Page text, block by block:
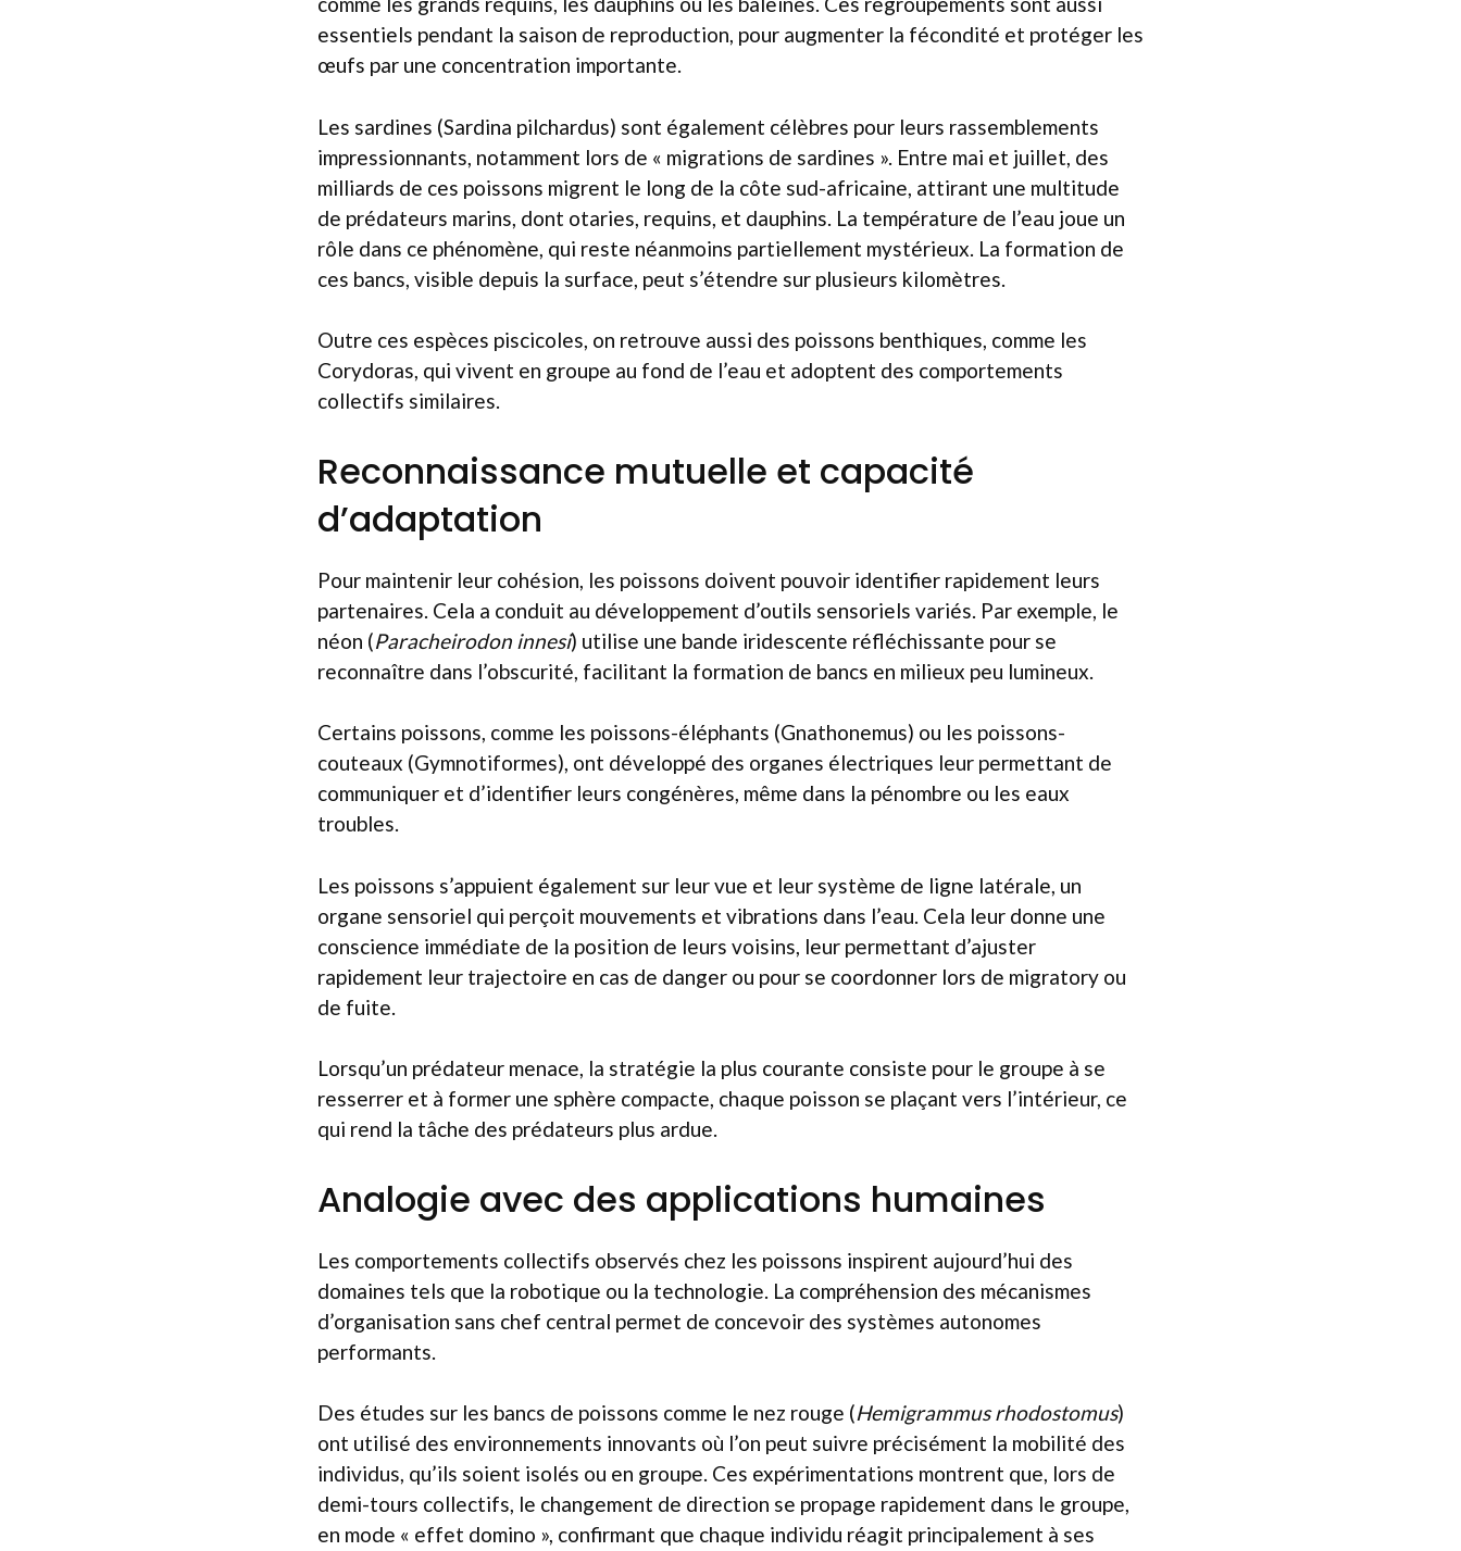
essentiels pendant la saison de reproduction, pour augmenter la fécondité et protéger les
œufs par une concentration importante.
Les sardines (Sardina pilchardus) sont également célèbres pour leurs rassemblements
impressionnants, notamment lors de « migrations de sardines ». Entre mai et juillet, des
milliards de ces poissons migrent le long de la côte sud-africaine, attirant une multitude
de prédateurs marins, dont otaries, requins, et dauphins. La température de l’eau joue un
rôle dans ce phénomène, qui reste néanmoins partiellement mystérieux. La formation de
ces bancs, visible depuis la surface, peut s’étendre sur plusieurs kilomètres.
Outre ces espèces piscicoles, on retrouve aussi des poissons benthiques, comme les
Corydoras, qui vivent en groupe au fond de l’eau et adoptent des comportements
collectifs similaires.
Reconnaissance mutuelle et capacité
d’adaptation
Pour maintenir leur cohésion, les poissons doivent pouvoir identifier rapidement leurs
partenaires. Cela a conduit au développement d’outils sensoriels variés. Par exemple, le
néon (Paracheirodon innesi) utilise une bande iridescente réfléchissante pour se
reconnaître dans l’obscurité, facilitant la formation de bancs en milieux peu lumineux.
Certains poissons, comme les poissons-éléphants (Gnathonemus) ou les poissons-
couteaux (Gymnotiformes), ont développé des organes électriques leur permettant de
communiquer et d’identifier leurs congénères, même dans la pénombre ou les eaux
troubles.
Les poissons s’appuient également sur leur vue et leur système de ligne latérale, un
organe sensoriel qui perçoit mouvements et vibrations dans l’eau. Cela leur donne une
conscience immédiate de la position de leurs voisins, leur permettant d’ajuster
rapidement leur trajectoire en cas de danger ou pour se coordonner lors de migratory ou
de fuite.
Lorsqu’un prédateur menace, la stratégie la plus courante consiste pour le groupe à se
resserrer et à former une sphère compacte, chaque poisson se plaçant vers l’intérieur, ce
qui rend la tâche des prédateurs plus ardue.
Analogie avec des applications humaines
Les comportements collectifs observés chez les poissons inspirent aujourd’hui des
domaines tels que la robotique ou la technologie. La compréhension des mécanismes
d’organisation sans chef central permet de concevoir des systèmes autonomes
performants.
Des études sur les bancs de poissons comme le nez rouge (Hemigrammus rhodostomus)
ont utilisé des environnements innovants où l’on peut suivre précisément la mobilité des
individus, qu’ils soient isolés ou en groupe. Ces expérimentations montrent que, lors de
demi-tours collectifs, le changement de direction se propage rapidement dans le groupe,
en mode « effet domino », confirmant que chaque individu réagit principalement à ses